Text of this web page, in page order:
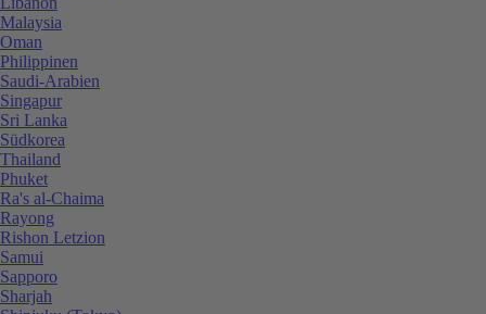
Malaysia
Oman
Philippinen
Saudi-Arabien
Singapur
Sri Lanka
Südkorea
Thailand
Phuket
Ra's al-Chaima
Rayong
Rishon Letzion
Samui
Sapporo
Sharjah